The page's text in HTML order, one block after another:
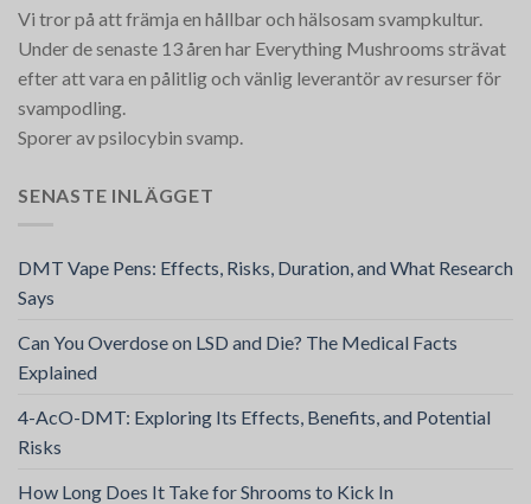
Vi tror på att främja en hållbar och hälsosam svampkultur.
Under de senaste 13 åren har Everything Mushrooms strävat
efter att vara en pålitlig och vänlig leverantör av resurser för
svampodling.
Sporer av psilocybin svamp.
SENASTE INLÄGGET
DMT Vape Pens: Effects, Risks, Duration, and What Research
Says
Can You Overdose on LSD and Die? The Medical Facts
Explained
4-AcO-DMT: Exploring Its Effects, Benefits, and Potential
Risks
How Long Does It Take for Shrooms to Kick In